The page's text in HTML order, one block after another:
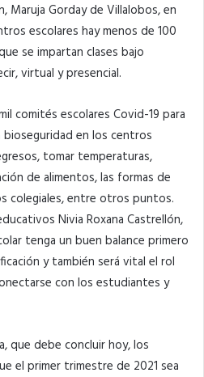
Maruja Gorday de Villalobos, en
escolares hay menos de 100
se impartan clases bajo
virtual y presencial.
comités escolares Covid-19 para
en los centros
tomar temperaturas,
de alimentos, las formas de
colegiales, entre otros puntos.
Nivia Roxana Castrellón,
tenga un buen balance primero
y también será vital el rol
con los estudiantes y
que debe concluir hoy, los
el primer trimestre de 2021 sea